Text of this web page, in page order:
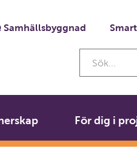
Samhällsbyggnad
För dig i